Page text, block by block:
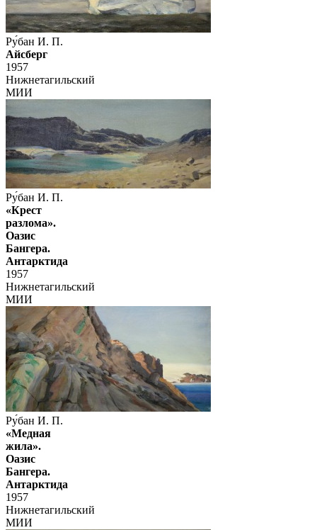
Ру́бан И. П.
Айсберг
1957
Нижнетагильский
МИИ
Ру́бан И. П.
«Крест
разлома».
Оазис
Бангера.
Антарктида
1957
Нижнетагильский
МИИ
Ру́бан И. П.
«Медная
жила».
Оазис
Бангера.
Антарктида
1957
Нижнетагильский
МИИ